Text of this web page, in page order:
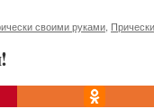
своими руками